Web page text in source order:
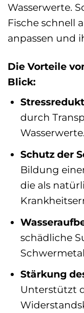
Wasserwerte.
Fische schnell
anpassen und
Die Vorteile
Blick:
durch
Wasserwerte.
Schutz der
Bildung
die als
schädliche
Stärkung
Unterstützt